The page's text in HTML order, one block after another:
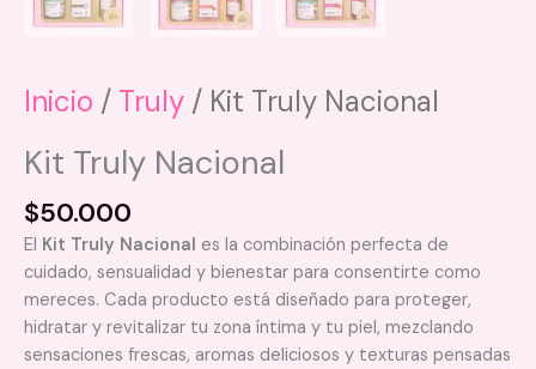
Inicio / Truly / Kit Truly Nacional
Kit Truly Nacional
$50.000
El Kit Truly Nacional es la combinación perfecta de
cuidado, sensualidad y bienestar para consentirte como
mereces. Cada producto está diseñado para proteger,
hidratar y revitalizar tu zona íntima y tu piel, mezclando
sensaciones frescas, aromas deliciosos y texturas pensadas